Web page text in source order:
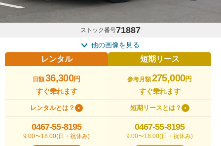
ストック番号71887
他の画像を見る
レンタル
日額36,300円
すぐ乗れます
レンタルとは？
0467-55-8195
9:00〜18:00(日・祝休み)
短期リース
参考月額275,000円
すぐ乗れます
短期リースとは？
0467-55-8195
9:00〜18:00(日・祝休み)